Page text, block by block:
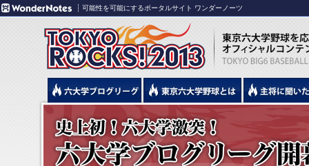
可能性を可能にするポータルサイト ワンダーノーツ